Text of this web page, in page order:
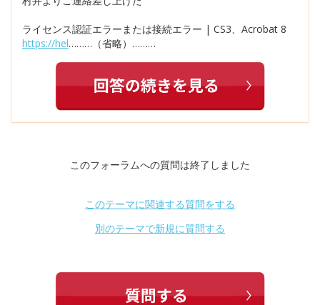
ライセンス認証エラーまたは接続エラー | CS3、Acrobat 8
https://hel………（省略）………
このフォーラムへの質問は終了しました
このテーマに関連する質問をする
別のテーマで新規に質問する